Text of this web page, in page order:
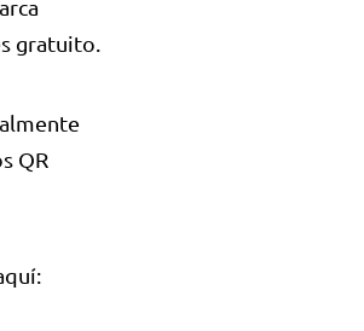
gratuito.
QR